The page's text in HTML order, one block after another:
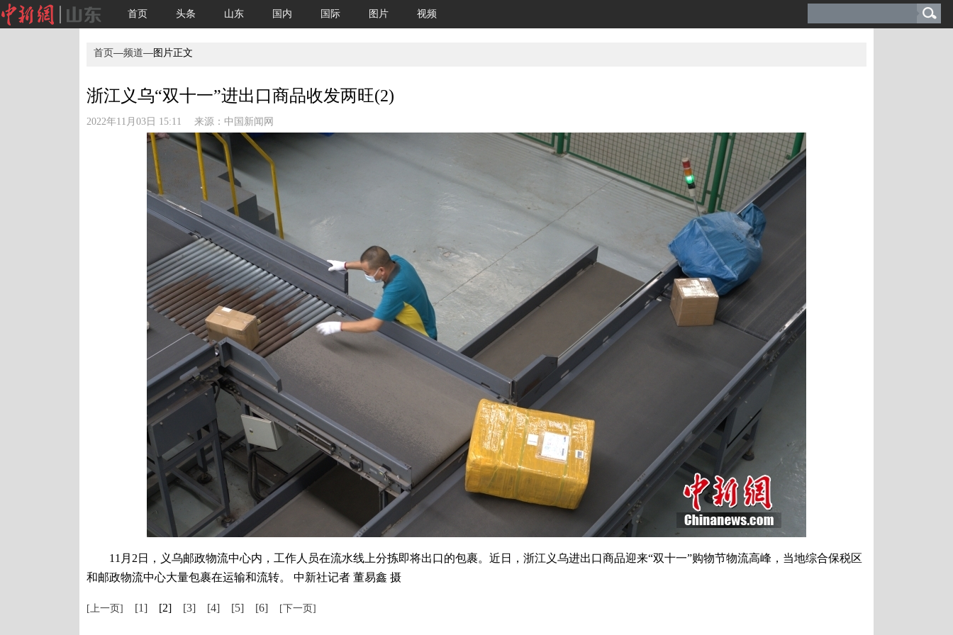
首页 头条 山东 国内 国际 图片 视频
首页—频道—图片正文
浙江义乌“双十一”进出口商品收发两旺(2)
2022年11月03日 15:11 来源： 中国新闻网
11月2日，义乌邮政物流中心内，工作人员在流水线上分拣即将出口的包裹。近日，浙江义乌进出口商品迎来“双十一”购物节物流高峰，当地综合保税区
和邮政物流中心大量包裹在运输和流转。 中新社记者 董易鑫 摄
[上一页] [1] [2] [3] [4] [5] [6] [下一页]